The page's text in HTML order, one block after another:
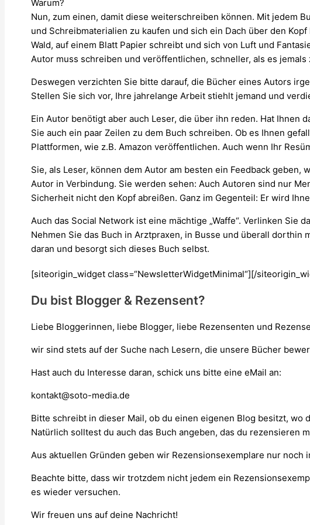
Warum?
Nun, zum einen, damit diese weiterschreiben können. Mit jedem
und Schreibmaterialien zu kaufen und sich ein Dach über den
Wald, auf einem Blatt Papier schreibt und sich von Luft und
Autor muss schreiben und veröffentlichen, schneller, als es
Deswegen verzichten Sie bitte darauf, die Bücher eines Autors
Stellen Sie sich vor, Ihre jahrelange Arbeit stiehlt jemand und
Ein Autor benötigt aber auch Leser, die über ihn reden. Hat Ihnen
Sie auch ein paar Zeilen zu dem Buch schreiben. Ob es Ihnen
Plattformen, wie z.B. Amazon veröffentlichen. Auch wenn Ihr
Sie, als Leser, können dem Autor am besten ein Feedback
Autor in Verbindung. Sie werden sehen: Auch Autoren sind nur
Sicherheit nicht den Kopf abreißen. Ganz im Gegenteil: Er wird
Auch das Social Network ist eine mächtige „Waffe“. Verlinken Sie
Nehmen Sie das Buch in Arztpraxen, in Busse und überall
daran und besorgt sich dieses Buch selbst.
[siteorigin_widget class=“NewsletterWidgetMinimal“][/
Du bist Blogger & Rezensent?
Liebe Bloggerinnen, liebe Blogger, liebe Rezensenten und
wir sind stets auf der Suche nach Lesern, die unsere Bücher
Hast auch du Interesse daran, schick uns bitte eine eMail an:
kontakt@soto-media.de
Bitte schreibt in dieser Mail, ob du einen eigenen Blog besitzt,
Natürlich solltest du auch das Buch angeben, das du rezensieren
Aus aktuellen Gründen geben wir Rezensionsexemplare nur noch
Beachte bitte, dass wir trotzdem nicht jedem ein
es wieder versuchen.
Wir freuen uns auf deine Nachricht!